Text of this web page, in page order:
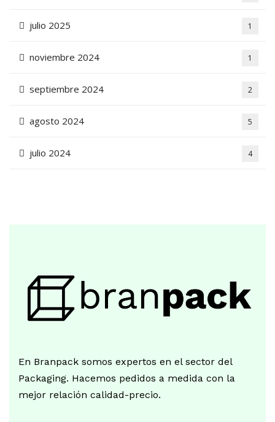
julio 2025 1
noviembre 2024 1
septiembre 2024 2
agosto 2024 5
julio 2024 4
En Branpack somos expertos en el sector del
Packaging. Hacemos pedidos a medida con la
mejor relación calidad-precio.